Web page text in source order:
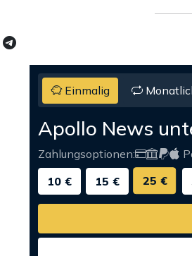
Einmalig
Apollo News
Zahlungsoptionen:
10 €
15 € 25 €